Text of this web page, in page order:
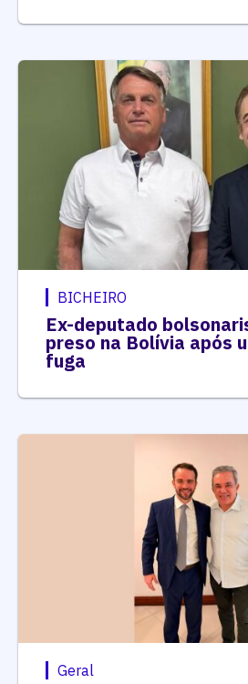
BICHEIRO
Ex-deputado
preso na Bolívia após
fuga
Geral